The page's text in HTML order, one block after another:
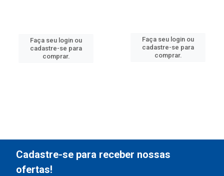
Faça seu login ou
cadastre-se para
comprar.
Faça seu login ou
cadastre-se para
comprar.
Cadastre-se para receber nossas
ofertas!